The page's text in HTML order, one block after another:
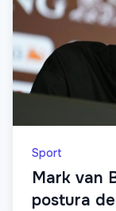
Sport
Mark van
postura